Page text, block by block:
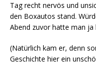
Tag recht nervös und
den Boxautos stand.
Abend zuvor hatte man
(Natürlich kam er, denn
Geschichte hier ein